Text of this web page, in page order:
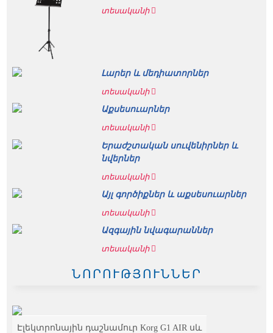
տեսականի
Լարեր և մեդիատորներ
տեսականի
Աքսեսուարներ
տեսականի
Երաժշտական սուվենիրներ և
նվերներ
տեսականի
Այլ գործիքներ և աքսեսուարներ
տեսականի
Ազգային նվագարաններ
տեսականի
ՆՈՐՈՒԹՅՈՒՆՆԵՐ
Էլեկտրոնային դաշնամուր Korg G1 AIR սև